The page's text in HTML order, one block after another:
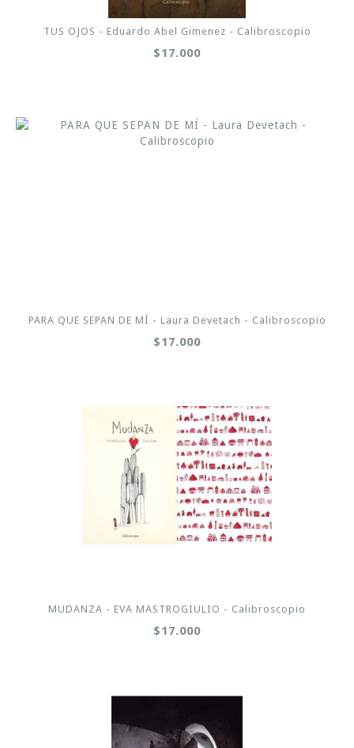
TUS OJOS - Eduardo Abel Gimenez - Calibroscopio
$17.000
PARA QUE SEPAN DE MÍ - Laura Devetach - Calibroscopio
$17.000
MUDANZA - EVA MASTROGIULIO - Calibroscopio
$17.000